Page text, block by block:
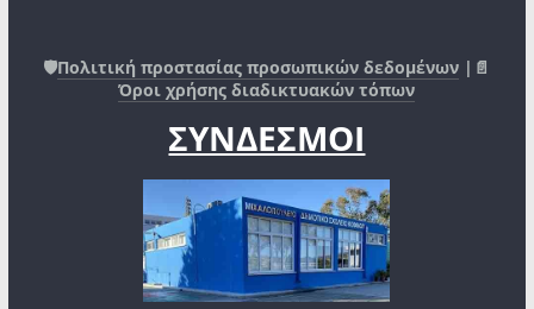
🛡️Πολιτική προστασίας προσωπικών δεδομένων |📄
Όροι χρήσης διαδικτυακών τόπων
ΣΥΝΔΕΣΜΟΙ